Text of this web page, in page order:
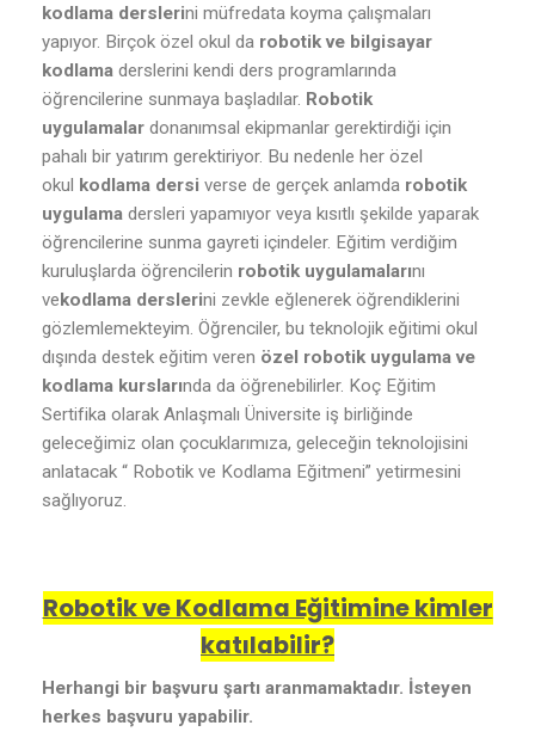
kodlama derslerini müfredata koyma çalışmaları
yapıyor. Birçok özel okul da robotik ve bilgisayar
kodlama derslerini kendi ders programlarında
öğrencilerine sunmaya başladılar. Robotik
uygulamalar donanımsal ekipmanlar gerektirdiği için
pahalı bir yatırım gerektiriyor. Bu nedenle her özel
okul kodlama dersi verse de gerçek anlamda robotik
uygulama dersleri yapamıyor veya kısıtlı şekilde yaparak
öğrencilerine sunma gayreti içindeler. Eğitim verdiğim
kuruluşlarda öğrencilerin robotik uygulamalarını
vekodlama derslerini zevkle eğlenerek öğrendiklerini
gözlemlemekteyim. Öğrenciler, bu teknolojik eğitimi okul
dışında destek eğitim veren özel robotik uygulama ve
kodlama kurslarında da öğrenebilirler. Koç Eğitim
Sertifika olarak Anlaşmalı Üniversite iş birliğinde
geleceğimiz olan çocuklarımıza, geleceğin teknolojisini
anlatacak “ Robotik ve Kodlama Eğitmeni” yetirmesini
sağlıyoruz.
Robotik ve Kodlama Eğitimine kimler
katılabilir?
Herhangi bir başvuru şartı aranmamaktadır. İsteyen
herkes başvuru yapabilir.